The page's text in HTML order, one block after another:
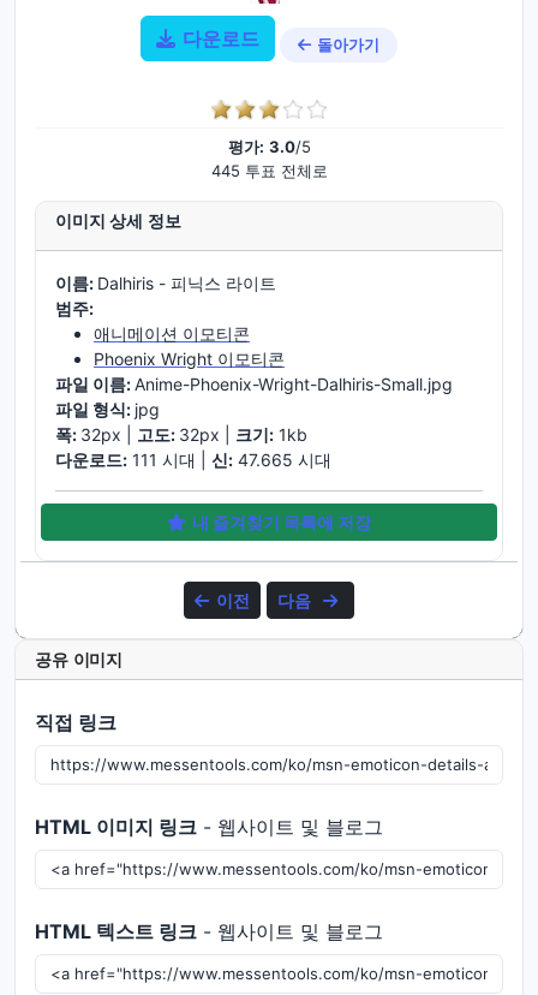
다운로드 돌아가기
평가: 3.0/5
445 투표 전체로
이미지 상세 정보
이름: Dalhiris - 피닉스 라이트
범주:
애니메이션 이모티콘
Phoenix Wright 이모티콘
파일 이름:Anime-Phoenix-Wright-Dalhiris-Small.jpg
파일 형식: jpg
폭: 32px | 고도: 32px | 크기: 1kb
다운로드: 111 시대 | 신: 47.665 시대
내 즐겨찾기 목록에 저장
이전 다음
공유 이미지
직접 링크
HTML 이미지 링크 - 웹사이트 및 블로그
HTML 텍스트 링크 - 웹사이트 및 블로그